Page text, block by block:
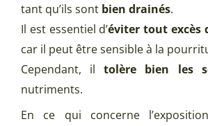
tant qu’ils sont bien drainés.
Il est essentiel d’éviter tout excès
car il peut être sensible à la
Cependant, iltolère bien les
nutriments.
En ce qui concerne